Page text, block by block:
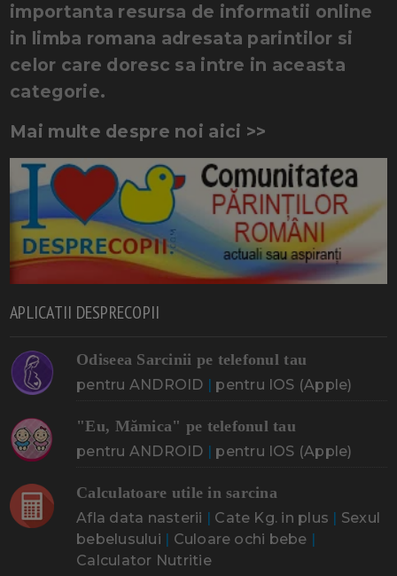
importanta resursa de informatii online
in limba romana adresata parintilor si
celor care doresc sa intre in aceasta
categorie.
Mai multe despre noi aici >>
APLICATII DESPRECOPII
Odiseea Sarcinii pe telefonul tau
pentru ANDROID | pentru IOS (Apple)
"Eu, Mămica" pe telefonul tau
pentru ANDROID | pentru IOS (Apple)
Calculatoare utile in sarcina
Afla data nasterii | Cate Kg. in plus | Sexul
bebelusului | Culoare ochi bebe |
Calculator Nutritie